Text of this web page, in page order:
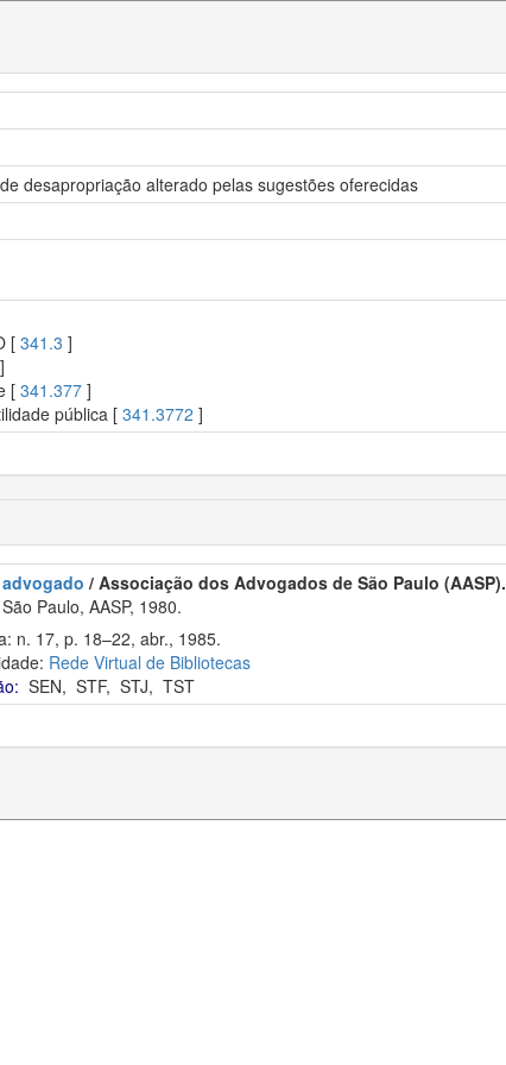
desapropriação alterado pelas sugestões oferecidas
[ 341.3 ]
]
[341.377 ]
pública [ 341.3772 ]
/ Associação dos Advogados de São Paulo (AASP).
Paulo, AASP, 1980.
n. 17, p. 18–22, abr., 1985.
Rede Virtual de Bibliotecas
SEN, STF, STJ, TST